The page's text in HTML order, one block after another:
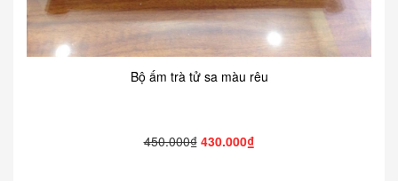
Bộ ấm trà tử sa màu rêu
450.000₫ 430.000₫